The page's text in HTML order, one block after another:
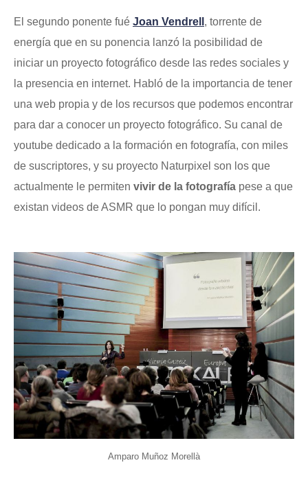
El segundo ponente fué Joan Vendrell , torrente de
energía que en su ponencia lanzó la posibilidad de
iniciar un proyecto fotográfico desde las redes sociales y
la presencia en internet. Habló de la importancia de tener
una web propia y de los recursos que podemos encontrar
para dar a conocer un proyecto fotográfico. Su canal de
youtube dedicado a la formación en fotografía, con miles
de suscriptores, y su proyecto Naturpixel son los que
actualmente le permiten vivir de la fotografía pese a que
existan videos de ASMR que lo pongan muy difícil.
Amparo Muñoz Morellà